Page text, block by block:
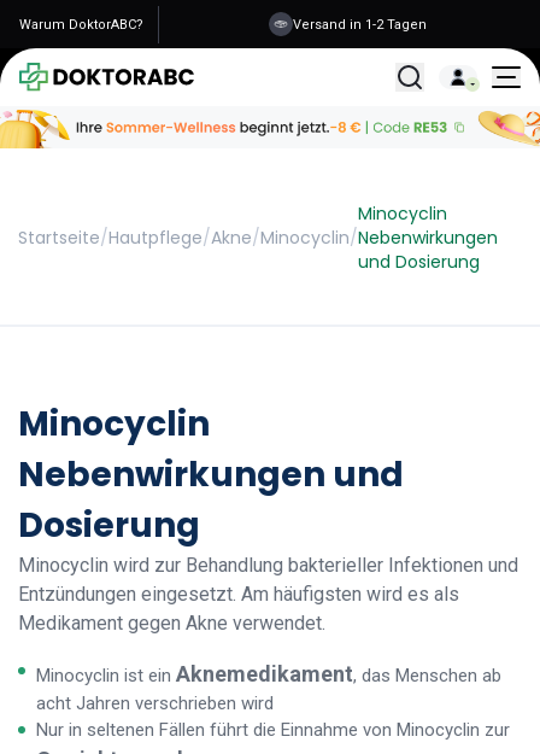
Warum DoktorABC? Versand in 1-2 Tagen
Alle
Startseite/Hautpflege/Akne/Minocyclin/
Minocyclin
Nebenwirkungen
und Dosierung
Minocyclin
Nebenwirkungen und
Dosierung
Minocyclin wird zur Behandlung bakterieller Infektionen und
Entzündungen eingesetzt. Am häufigsten wird es als
Medikament gegen Akne verwendet.
Minocyclin ist ein Aknemedikament, das Menschen ab
acht Jahren verschrieben wird
Nur in seltenen Fällen führt die Einnahme von Minocyclin zur